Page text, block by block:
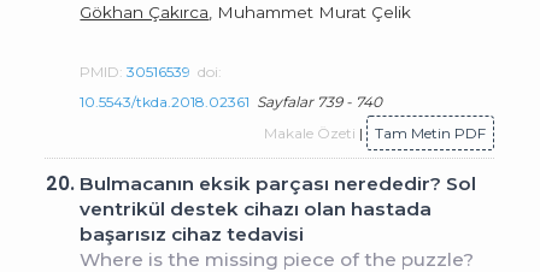
Gökhan Çakırca , Muhammet Murat Çelik
PMID:30516539 doi:
10.5543/tkda.2018.02361 Sayfalar 739 - 740
Makale Özeti | Tam Metin PDF
20. Bulmacanın eksik parçası nerededir? Sol
ventrikül destek cihazı olan hastada
başarısız cihaz tedavisi
Where is the missing piece of the puzzle?